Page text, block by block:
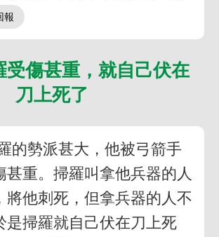
傷甚重，就自己伏在
刀上死了
的勢派甚大，他被弓箭手
甚重。掃羅叫拿他兵器的人
將他刺死，但拿兵器的人不
是掃羅就自己伏在刀上死